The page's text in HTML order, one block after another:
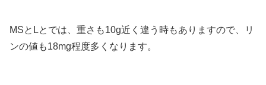
MSとLとでは、重さも10g近く違う時もありますので、リ
ンの値も18mg程度多くなります。